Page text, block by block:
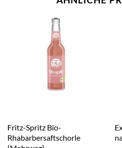
Fritz-Spritz Bio-
Rhabarbersaftschorle